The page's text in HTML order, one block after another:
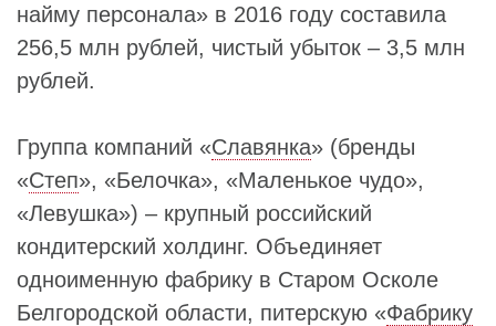
найму персонала» в 2016 году составила
256,5 млн рублей, чистый убыток – 3,5 млн
рублей.
Группа компаний «Славянка» (бренды
«Степ», «Белочка», «Маленькое чудо»,
«Левушка») – крупный российский
кондитерский холдинг. Объединяет
одноименную фабрику в Старом Осколе
Белгородской области, питерскую «Фабрику